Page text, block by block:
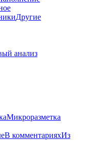
Другие
анализ
Микроразметка
В комментарияхИз